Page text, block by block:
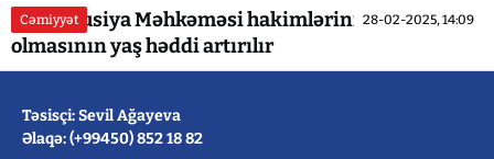
Cəmiyyət 28-02-2025, 14:09
Konstitusiya Məhkəməsi hakimlərinin vəzifədə
olmasının yaş həddi artırılır
Təsisçi: Sevil Ağayeva
Əlaqə: (+99450) 852 18 82